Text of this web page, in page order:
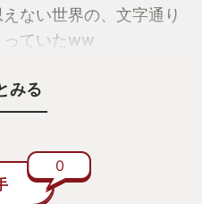
ない世界の、文字通り
っていたww
ンタジーな世界観。次
ックとサウンドも相ま
みる
0